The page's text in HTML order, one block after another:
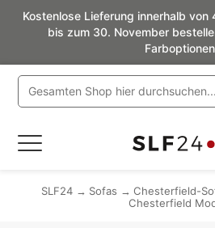
Kostenlose Lieferung innerhalb von
bis zum 30. November
Navigation
SLF24 Sofas Chesterfield-
Chesterfield